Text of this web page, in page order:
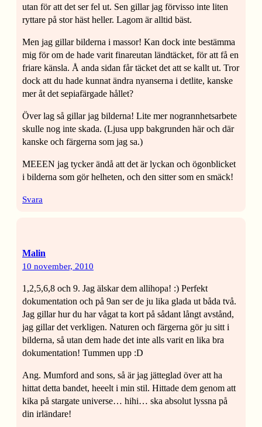
utan för att det ser fel ut. Sen gillar jag förvisso inte liten
ryttare på stor häst heller. Lagom är alltid bäst.
Men jag gillar bilderna i massor! Kan dock inte bestämma
mig för om de hade varit finareutan ländtäcket, för att få en
friare känsla. Å anda sidan får täcket det att se kallt ut. Tror
dock att du hade kunnat ändra nyanserna i detlite, kanske
mer åt det sepiafärgade hållet?
Över lag så gillar jag bilderna! Lite mer nogrannhetsarbete
skulle nog inte skada. (Ljusa upp bakgrunden här och där
kanske och färgerna som jag sa.)
MEEEN jag tycker ändå att det är lyckan och ögonblicket
i bilderna som gör helheten, och den sitter som en smäck!
Svara
Malin
10 november, 2010
1,2,5,6,8 och 9. Jag älskar dem allihopa! :) Perfekt
dokumentation och på 9an ser de ju lika glada ut båda två.
Jag gillar hur du har vågat ta kort på sådant långt avstånd,
jag gillar det verkligen. Naturen och färgerna gör ju sitt i
bilderna, så utan dem hade det inte alls varit en lika bra
dokumentation! Tummen upp :D
Ang. Mumford and sons, så är jag jätteglad över att ha
hittat detta bandet, heeelt i min stil. Hittade dem genom att
kika på stargate universe… hihi… ska absolut lyssna på
din irländare!